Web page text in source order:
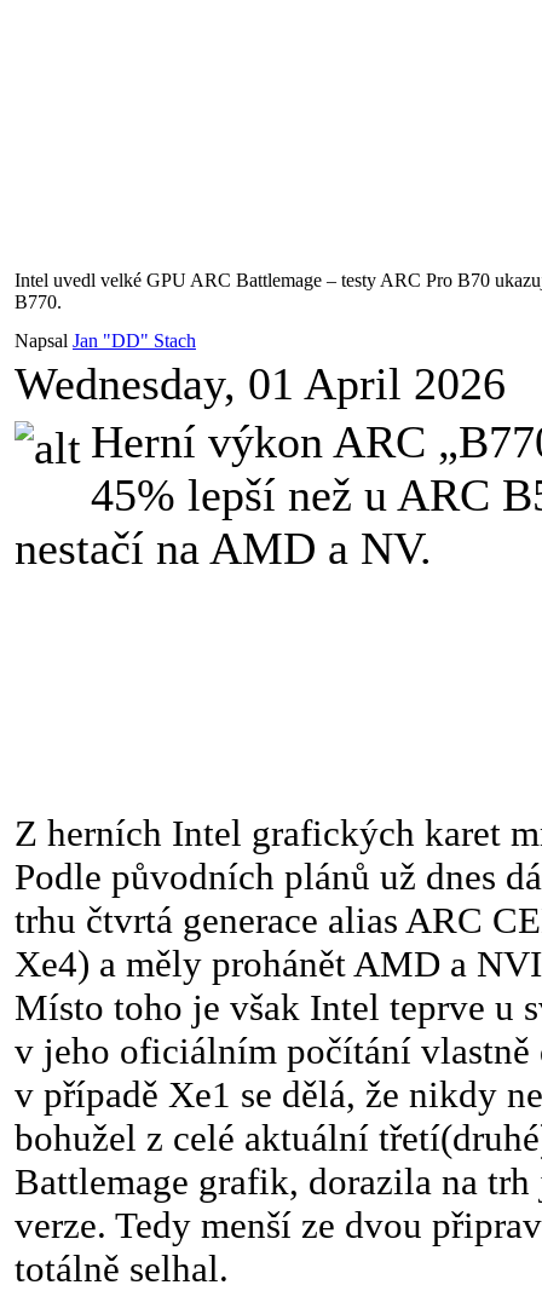
Intel uvedl velké GPU ARC Battlemage – testy ARC Pro B70
B770.
Napsal Jan "DD" Stach
Wednesday, 01 April 2026
Herní výkon ARC
45% lepší než u ARC
nestačí na AMD a NV.
Z herních Intel grafických karet
Podle původních plánů už dnes
trhu čtvrtá generace alias ARC
Xe4) a měly prohánět AMD a
Místo toho je však Intel teprve u
v jeho oficiálním počítání vlastně
v případě Xe1 se dělá, že nikdy
bohužel z celé aktuální
Battlemage grafik, dorazila na
verze. Tedy menší ze dvou
totálně selhal.